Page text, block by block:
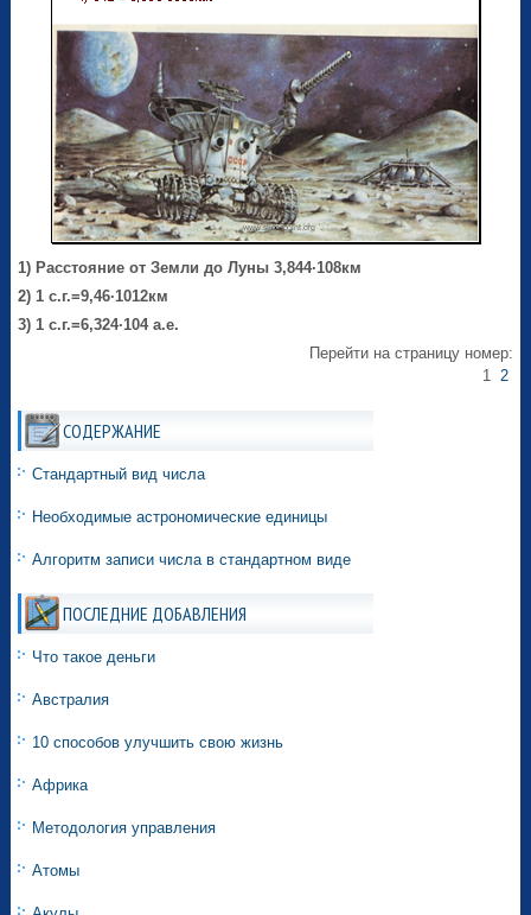
1) Расстояние от Земли до Луны 3,844∙108км
2) 1 с.г.=9,46∙1012км
3) 1 с.г.=6,324∙104 а.е.
Перейти на страницу номер:
1 2
СОДЕРЖАНИЕ
Стандартный вид числа
Необходимые астрономические единицы
Алгоритм записи числа в стандартном виде
ПОСЛЕДНИЕ ДОБАВЛЕНИЯ
Что такое деньги
Австралия
10 способов улучшить свою жизнь
Африка
Методология управления
Атомы